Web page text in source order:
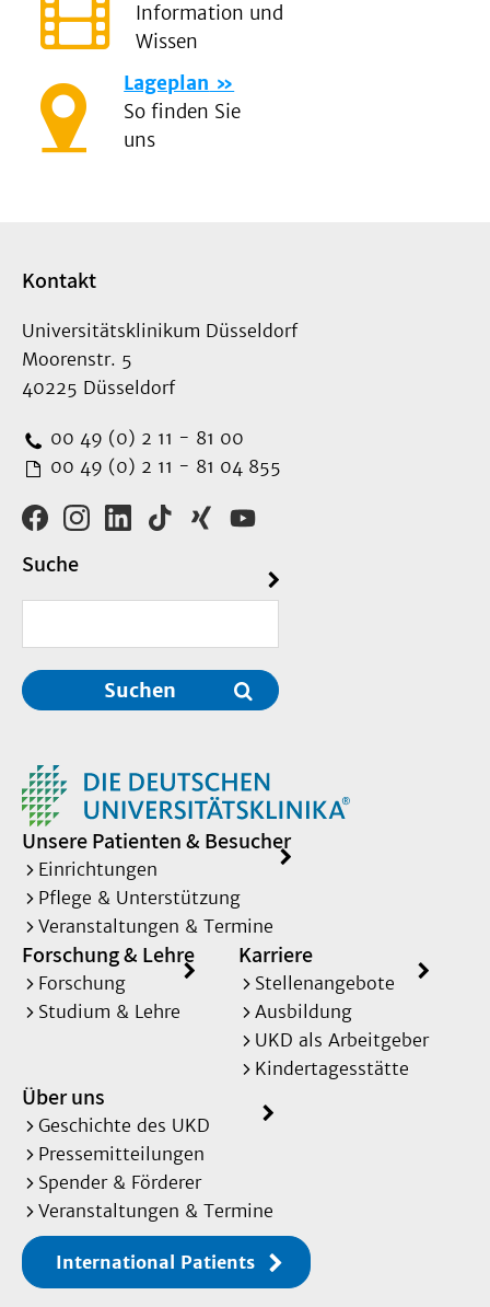
Information und
Wissen
Lageplan
So finden Sie
uns
Kontakt
Universitätsklinikum Düsseldorf
Moorenstr. 5
40225 Düsseldorf
00 49 (0) 2 11 - 81 00
00 49 (0) 2 11 - 81 04 855
Suche
Suchen
Unsere Patienten & Besucher
Einrichtungen
Pflege & Unterstützung
Veranstaltungen & Termine
Forschung & Lehre
Forschung
Studium & Lehre
Karriere
Stellenangebote
Ausbildung
UKD als Arbeitgeber
Kindertagesstätte
Über uns
Geschichte des UKD
Pressemitteilungen
Spender & Förderer
Veranstaltungen & Termine
International Patients